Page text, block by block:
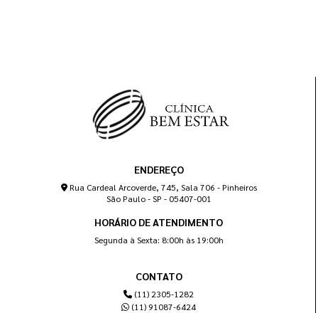
ENDEREÇO
Rua Cardeal Arcoverde, 745, Sala 706 - Pinheiros
São Paulo - SP - 05407-001
HORÁRIO DE ATENDIMENTO
Segunda à Sexta: 8:00h às 19:00h
CONTATO
(11) 2305-1282
(11) 91087-6424